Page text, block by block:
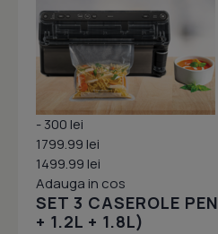
- 300 lei
1799.99 lei
1499.99 lei
Adauga in cos
SET 3 CASEROLE
+ 1.2L + 1.8L)